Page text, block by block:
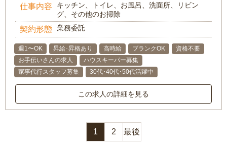
仕事内容
キッチン、トイレ、お風呂、洗面所、リビン
グ、その他のお掃除
契約形態 業務委託
週1〜OK 昇給･昇格あり 高時給 ブランクOK
資格不要
お手伝いさんの求人
ハウスキーパー募集
家事代行スタッフ募集
30代･40代･50代活躍中
この求人の詳細を見る
1 2 最後